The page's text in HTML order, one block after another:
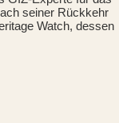
seiner Rückkehr
Watch, dessen